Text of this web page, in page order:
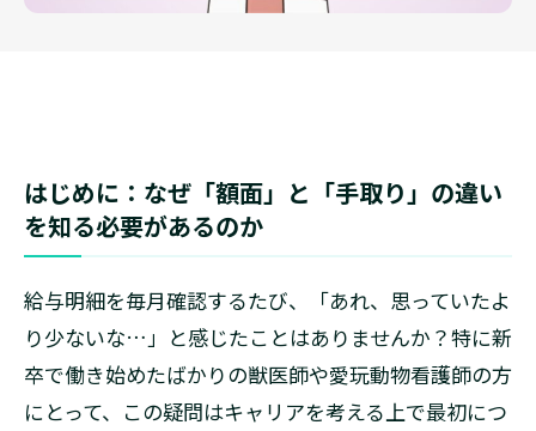
はじめに：なぜ「額面」と「手取り」の違い
を知る必要があるのか
給与明細を毎月確認するたび、「あれ、思っていたよ
り少ないな…」と感じたことはありませんか？特に新
卒で働き始めたばかりの獣医師や愛玩動物看護師の方
にとって、この疑問はキャリアを考える上で最初につ